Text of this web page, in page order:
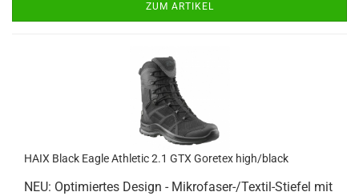
ZUM ARTIKEL
HAIX Black Eagle Athletic 2.1 GTX Goretex high/black
NEU: Optimiertes Design - Mikrofaser-/Textil-Stiefel mit